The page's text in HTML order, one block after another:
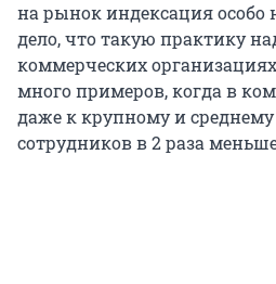
на рынок индексация особо
дело, что такую практику
коммерческих
много примеров, когда в
даже к крупному и среднему
сотрудников в2 раза